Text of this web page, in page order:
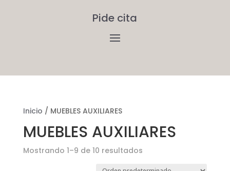
Pide cita
Inicio / MUEBLES AUXILIARES
MUEBLES AUXILIARES
Mostrando 1–9 de 10 resultados